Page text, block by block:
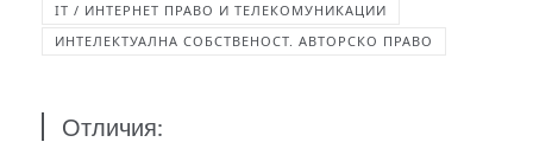
IT / ИНТЕРНЕТ ПРАВО И ТЕЛЕКОМУНИКАЦИИ
ИНТЕЛЕКТУАЛНА СОБСТВЕНОСТ. АВТОРСКО ПРАВО
Отличия: